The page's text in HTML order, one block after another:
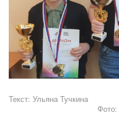
Текст: Ульяна Тучкина
Фото: